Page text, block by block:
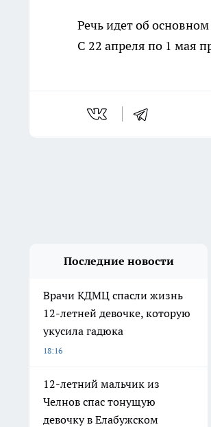
Речь идет об
С 22 апреля по 1 мая
Последние новости
Врачи КДМЦ спасли жизнь
12-летней девочке, которую
укусила гадюка
18:16
12-летний мальчик из
Челнов спас тонущую
девочку в Елабужском